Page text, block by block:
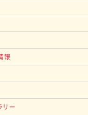
報
リー